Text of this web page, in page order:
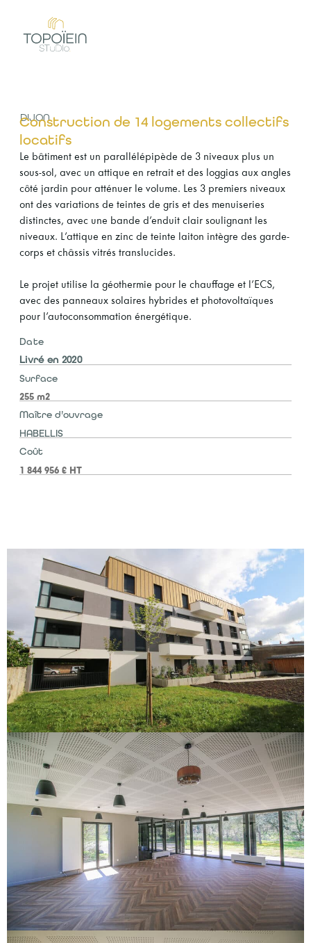
contenu
DIJON
Construction de 14 logements collectifs
locatifs
Le bâtiment est un parallélépipède de 3 niveaux plus un
sous-sol, avec un attique en retrait et des loggias aux angles
côté jardin pour atténuer le volume. Les 3 premiers niveaux
ont des variations de teintes de gris et des menuiseries
distinctes, avec une bande d’enduit clair soulignant les
niveaux. L’attique en zinc de teinte laiton intègre des garde-
corps et châssis vitrés translucides.
Le projet utilise la géothermie pour le chauffage et l’ECS,
avec des panneaux solaires hybrides et photovoltaïques
pour l’autoconsommation énergétique.
Date
Livré en 2020
Surface
255 m2
Maître d’ouvrage
HABELLIS
Coût
1 844 956 € HT